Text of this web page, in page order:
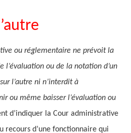
ou réglementaire ne prévoit la
l’évaluation ou de la notation d’un
l’autre ni n’interdit à
ou même baisser l’évaluation ou
d’indiquer la Cour administrative
recours d’une fonctionnaire qui